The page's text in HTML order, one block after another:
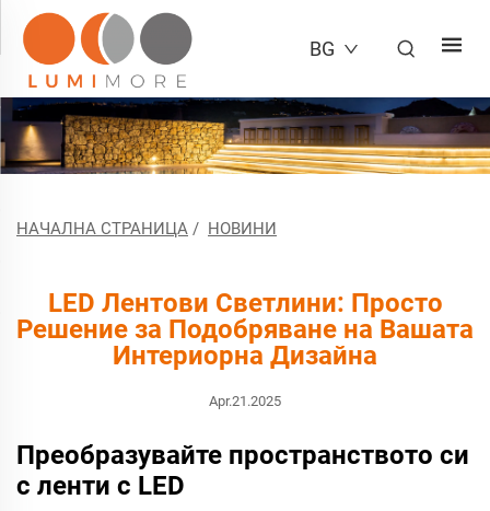
BG
НАЧАЛНА СТРАНИЦА / НОВИНИ
LED Лентови Светлини: Просто
Решение за Подобряване на Вашата
Интериорна Дизайна
Apr.21.2025
Преобразувайте пространството си
с ленти с LED